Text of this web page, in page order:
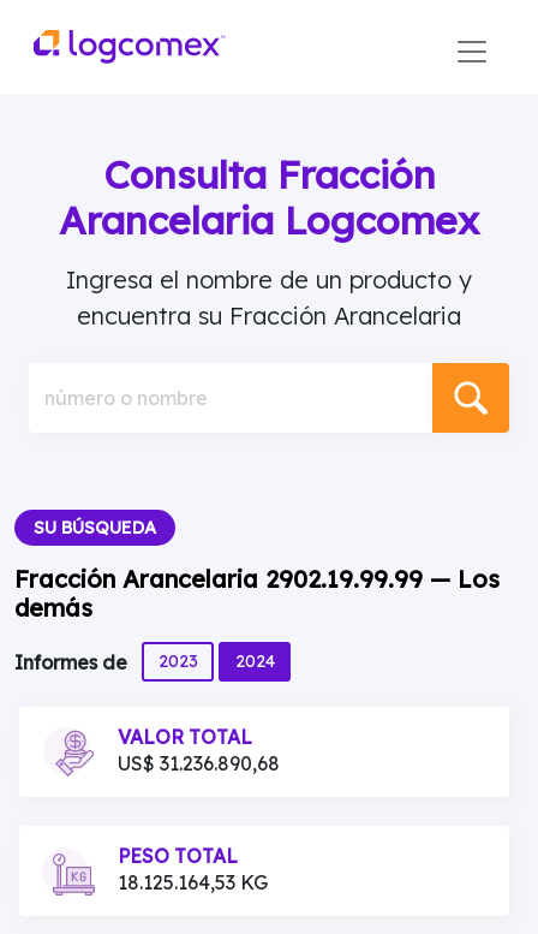
Consulta Fracción
Arancelaria Logcomex
Ingresa el nombre de un producto y
encuentra su Fracción Arancelaria
número o nombre
SU BÚSQUEDA
Fracción Arancelaria 2902.19.99.99 — Los
demás
Informes de 2023 2024
VALOR TOTAL
US$ 31.236.890,68
PESO TOTAL
18.125.164,53 KG